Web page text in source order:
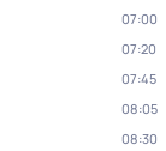
07:00
07:20
07:45
08:05
08:30